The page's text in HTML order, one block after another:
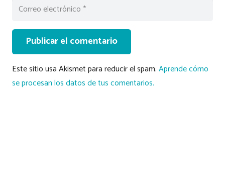
Publicar el comentario
Este sitio usa Akismet para reducir el spam.Aprende cómo
se procesan los datos de tus comentarios.